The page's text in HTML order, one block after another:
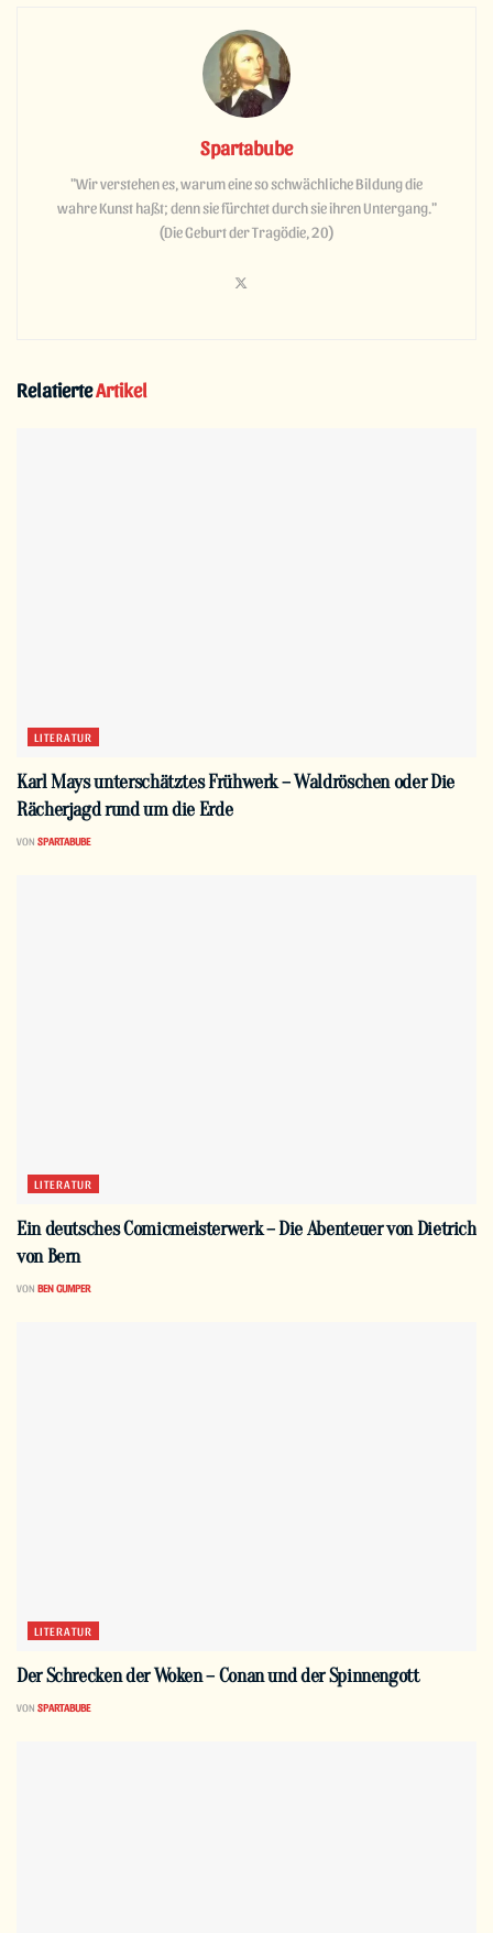
Spartabube
"Wir verstehen es, warum eine so schwächliche Bildung die
wahre Kunst haßt; denn sie fürchtet durch sie ihren Untergang."
(Die Geburt der Tragödie, 20)
RelatierteArtikel
LITERATUR
Karl Mays unterschätztes Frühwerk – Waldröschen oder Die
Rächerjagd rund um die Erde
VON SPARTABUBE
LITERATUR
Ein deutsches Comicmeisterwerk – Die Abenteuer von Dietrich
von Bern
VON BEN GUMPER
LITERATUR
Der Schrecken der Woken – Conan und der Spinnengott
VON SPARTABUBE